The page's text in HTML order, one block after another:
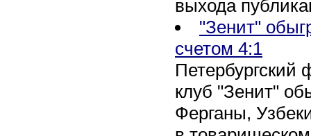
выхода
"Зенит"
счетом 4:1
Петербургский
клуб "Зенит"
Ферганы,